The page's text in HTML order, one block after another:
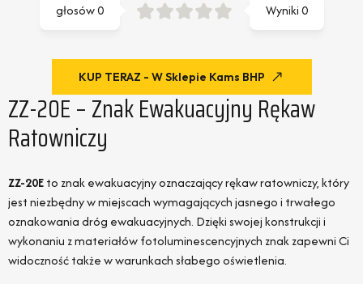
Wyniki0
głosów0
KUP TERAZ - W Sklepie Kams BHP
ZZ-20E – Znak Ewakuacyjny Rękaw
Ratowniczy
ZZ-20Eto znak ewakuacyjny oznaczający rękaw ratowniczy, który
jest niezbędny w miejscach wymagających jasnego i trwałego
oznakowania dróg ewakuacyjnych. Dzięki swojej konstrukcji i
wykonaniu z materiałów fotoluminescencyjnych znak zapewni Ci
widoczność także w warunkach słabego oświetlenia.